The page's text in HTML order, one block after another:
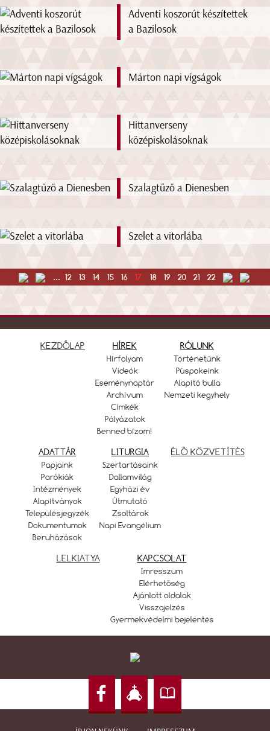
Adventi koszorút készítettek
a Bazilosok
Márton napi vígságok
Hittanverseny
középiskolásoknak
Szalagtűző a Dienesben
Szelet a vitorlába
... 12 13 14 15 16 17 18 19 20 21 22
KEZDŐLAP HÍREK
Hírfolyam
Videók
Eseménynaptár
Archívum
Címkék
Pályázatok
Benned bízom!
RÓLUNK
Történetünk
Püspökeink
Alapító bulla
Nemzeti kegyhely
ADATTÁR
Papjaink
Parókiák
Intézmények
Alapítványok
Településjegyzék
Dokumentumok
Beruházások
LITURGIA
Szertartásaink
Dallamvilág
Egyházi év
Útmutató
Zsoltárok
Napi Evangélium
ÉLŐ KÖZVETÍTÉS
LELKIATYA KAPCSOLAT
Imresszum
Elérhetőség
Ajánlott oldalak
Visszajelzés
Gyermekvédelmi bejelentés